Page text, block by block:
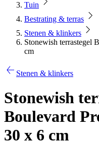
Tuin
Bestrating & terras
Stenen & klinkers
Stonewish terrastegel
cm
Stenen & klinkers
Stonewish
Boulevard
30 x 6 cm